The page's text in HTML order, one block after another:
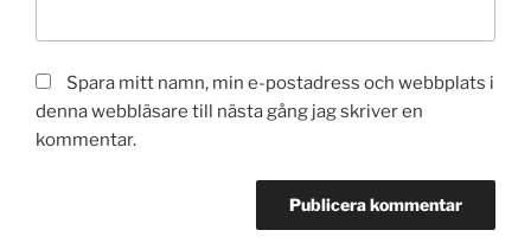
Spara mitt namn, min e-postadress och webbplats i
denna webbläsare till nästa gång jag skriver en
kommentar.